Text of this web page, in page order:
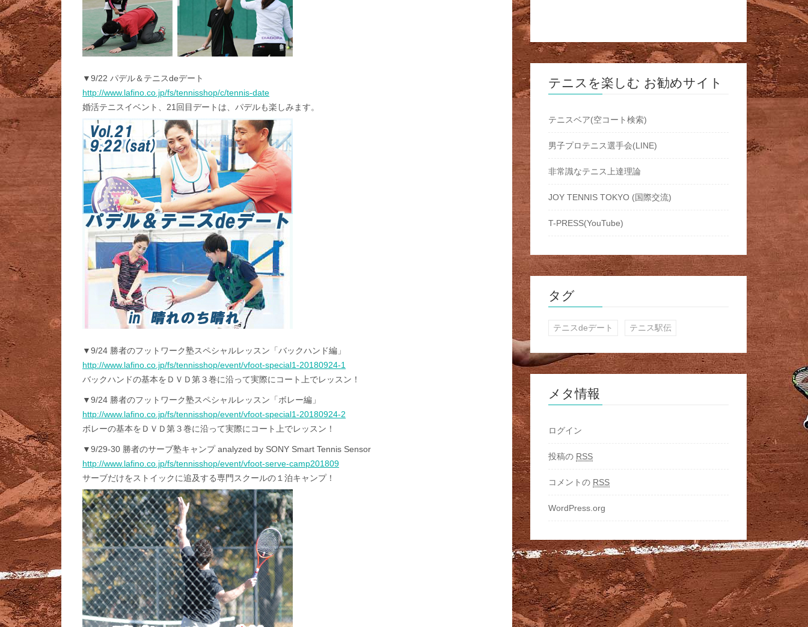
▼9/22 パデル＆テニスdeデート
http://www.lafino.co.jp/fs/tennisshop/c/tennis-date
婚活テニスイベント、21回目デートは、パデルも楽しみます。
▼9/24 勝者のフットワーク塾スペシャルレッスン「バックハンド編」
http://www.lafino.co.jp/fs/tennisshop/event/vfoot-special1-20180924-1
バックハンドの基本をＤＶＤ第３巻に沿って実際にコート上でレッスン！
▼9/24 勝者のフットワーク塾スペシャルレッスン「ボレー編」
http://www.lafino.co.jp/fs/tennisshop/event/vfoot-special1-20180924-2
ボレーの基本をＤＶＤ第３巻に沿って実際にコート上でレッスン！
▼9/29-30 勝者のサーブ塾キャンプ analyzed by SONY Smart Tennis Sensor
http://www.lafino.co.jp/fs/tennisshop/event/vfoot-serve-camp201809
サーブだけをストイックに追及する専門スクールの１泊キャンプ！
テニスを楽しむ お勧めサイト
テニスベア(空コート検索)
男子プロテニス選手会(LINE)
非常識なテニス上達理論
JOY TENNIS TOKYO (国際交流)
T-PRESS(YouTube)
タグ
テニスdeデート テニス駅伝
メタ情報
ログイン
投稿の RSS
コメントの RSS
WordPress.org